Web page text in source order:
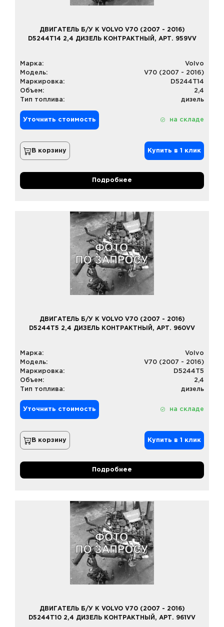
ДВИГАТЕЛЬ Б/У К VOLVO V70 (2007 - 2016)
D5244T14 2,4 ДИЗЕЛЬ КОНТРАКТНЫЙ, АРТ. 959VV
Марка:
Volvo
Модель:
V70 (2007 - 2016)
Маркировка:
D5244T14
Объем:
2,4
Тип топлива:
дизель
Уточнить стоимость на складе
В корзину Купить в 1 клик
Подробнее
ДВИГАТЕЛЬ Б/У К VOLVO V70 (2007 - 2016)
D5244T5 2,4 ДИЗЕЛЬ КОНТРАКТНЫЙ, АРТ. 960VV
Марка:
Volvo
Модель:
V70 (2007 - 2016)
Маркировка:
D5244T5
Объем:
2,4
Тип топлива:
дизель
Уточнить стоимость на складе
В корзину Купить в 1 клик
Подробнее
ДВИГАТЕЛЬ Б/У К VOLVO V70 (2007 - 2016)
D5244T10 2,4 ДИЗЕЛЬ КОНТРАКТНЫЙ, АРТ. 961VV